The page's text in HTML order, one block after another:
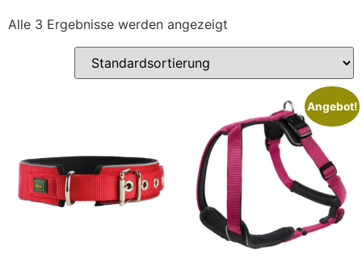
Alle 3 Ergebnisse werden angezeigt
Angebot!